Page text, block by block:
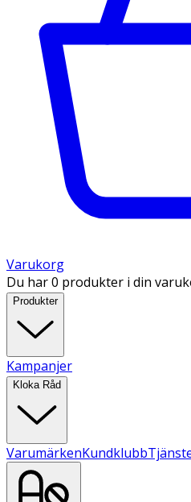
Varukorg
Du har 0 produkter i din
Produkter
Kampanjer
Kloka Råd
VarumärkenKundklubb